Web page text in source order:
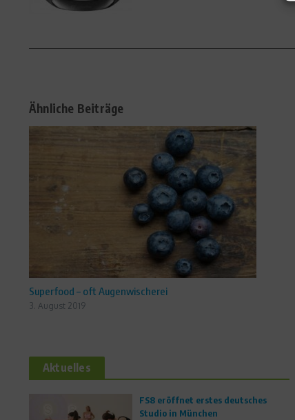
Ähnliche Beiträge
Superfood – oft Augenwischerei
3. August 2019
Aktuelles
FS8 eröffnet erstes deutsches
Studio in München